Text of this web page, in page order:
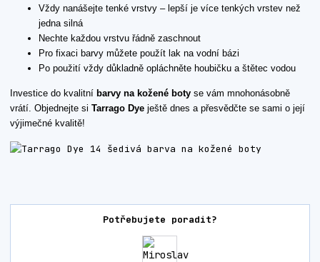
Vždy nanášejte tenké vrstvy – lepší je více tenkých vrstev než
jedna silná
Nechte každou vrstvu řádně zaschnout
Pro fixaci barvy můžete použít lak na vodní bázi
Po použití vždy důkladně opláchněte houbičku a štětec vodou
Investice do kvalitní barvy na kožené boty se vám mnohonásobně
vrátí. Objednejte si Tarrago Dye ještě dnes a přesvědčte se sami o její
výjimečné kvalitě!
Potřebujete poradit?